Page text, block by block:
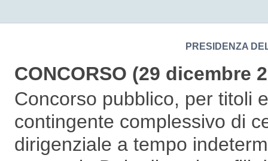
PRESIDENZA
CONCORSO (29 dicembre
Concorso pubblico, per titoli
contingente complessivo di
dirigenziale a tempo